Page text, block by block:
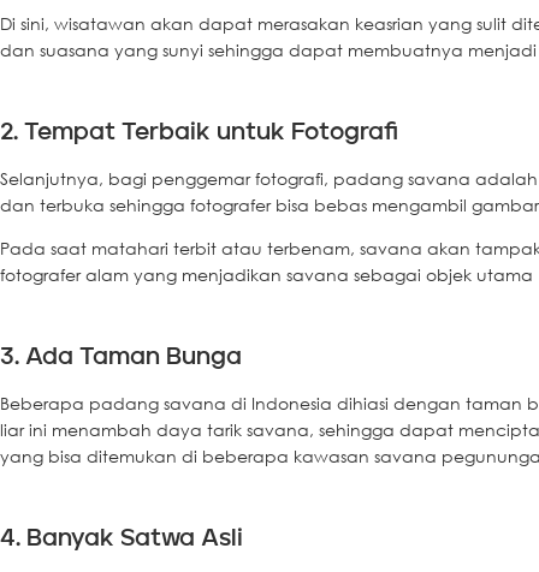
Di sini, wisatawan akan dapat merasakan keasrian yang sulit
dan suasana yang sunyi sehingga dapat membuatnya
2. Tempat Terbaik untuk Fotografi
Selanjutnya, bagi penggemar fotografi, padang savana
dan terbuka sehingga fotografer bisa bebas mengambil
Pada saat matahari terbit atau terbenam, savana akan
fotografer alam yang menjadikan savana sebagai objek utama
3. Ada Taman Bunga
Beberapa padang savana di Indonesia dihiasi dengan taman
liar ini menambah daya tarik savana, sehingga dapat
yang bisa ditemukan di beberapa kawasan savana
4. Banyak Satwa Asli